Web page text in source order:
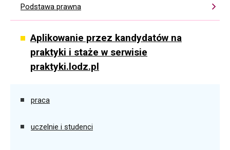
Podstawa prawna
Aplikowanie przez kandydatów na
praktyki i staże w serwisie
praktyki.lodz.pl
praca
uczelnie i studenci